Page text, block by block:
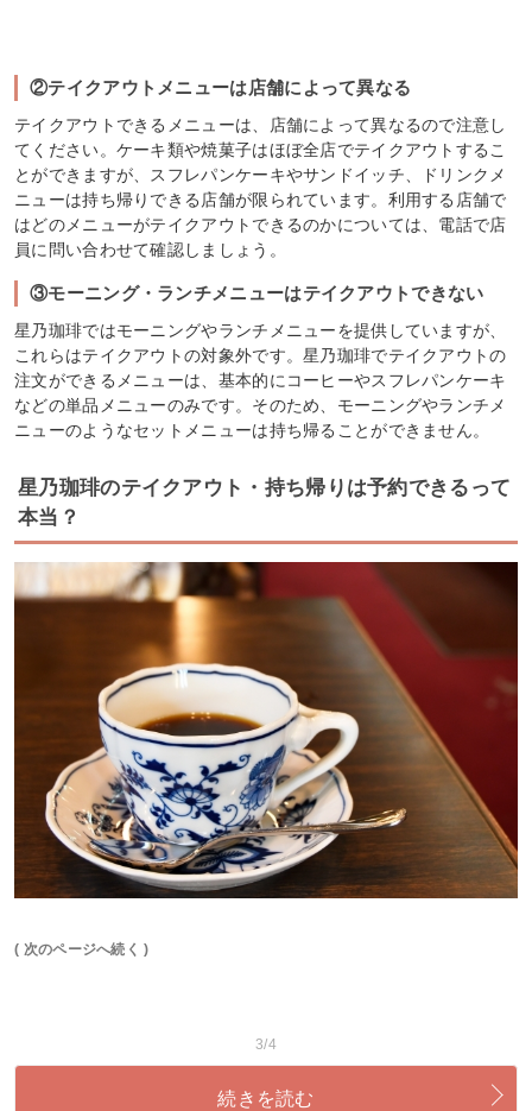
②テイクアウトメニューは店舗によって異なる
テイクアウトできるメニューは、店舗によって異なるので注意し
てください。ケーキ類や焼菓子はほぼ全店でテイクアウトするこ
とができますが、スフレパンケーキやサンドイッチ、ドリンクメ
ニューは持ち帰りできる店舗が限られています。利用する店舗で
はどのメニューがテイクアウトできるのかについては、電話で店
員に問い合わせて確認しましょう。
③モーニング・ランチメニューはテイクアウトできない
星乃珈琲ではモーニングやランチメニューを提供していますが、
これらはテイクアウトの対象外です。星乃珈琲でテイクアウトの
注文ができるメニューは、基本的にコーヒーやスフレパンケーキ
などの単品メニューのみです。そのため、モーニングやランチメ
ニューのようなセットメニューは持ち帰ることができません。
星乃珈琲のテイクアウト・持ち帰りは予約できるって
本当？
( 次のページへ続く )
3/4
続きを読む